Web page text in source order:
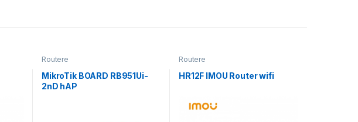
Routere
MikroTik BOARD RB951Ui-
2nD hAP
Routere
HR12F IMOU Router wifi